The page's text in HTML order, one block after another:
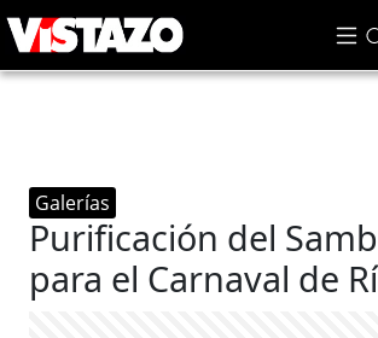
Galerías
Purificación del
para el Carnaval de